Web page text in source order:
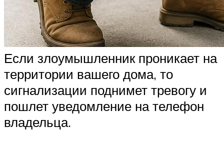
Если злоумышленник проникает на
территории вашего дома, то
сигнализации поднимет тревогу и
пошлет уведомление на телефон
владельца.